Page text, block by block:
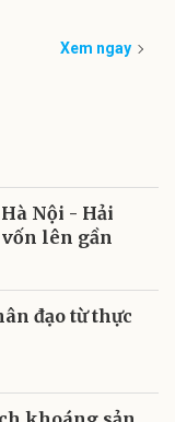
Xem ngay
Nội - Hải
lên gần
đạo từ thực